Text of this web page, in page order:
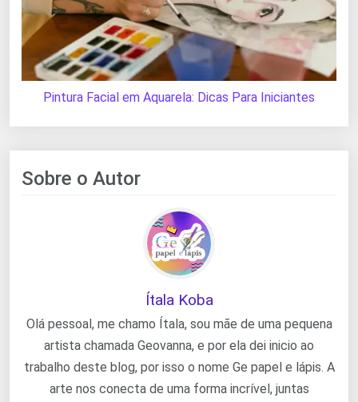
Pintura Facial em Aquarela: Dicas Para Iniciantes
Sobre o Autor
Ítala Koba
Olá pessoal, me chamo Ítala, sou mãe de uma pequena
artista chamada Geovanna, e por ela dei inicio ao
trabalho deste blog, por isso o nome Ge papel e lápis. A
arte nos conecta de uma forma incrível, juntas